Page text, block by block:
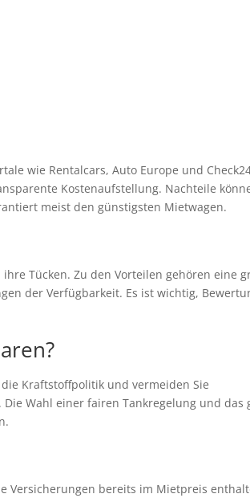
wie Rentalcars, Auto Europe und
Kostenaufstellung. Nachteile
meist den günstigsten Mietwagen.
Tücken. Zu den Vorteilen gehören eine
der Verfügbarkeit. Es ist wichtig,
Kraftstoffpolitik und vermeiden Sie
Wahl einer fairen Tankregelung und das
Versicherungen bereits im Mietpreis